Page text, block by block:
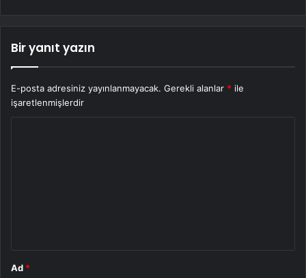
Bir yanıt yazın
E-posta adresiniz yayınlanmayacak. Gerekli alanlar * ile
işaretlenmişlerdir
Ad *